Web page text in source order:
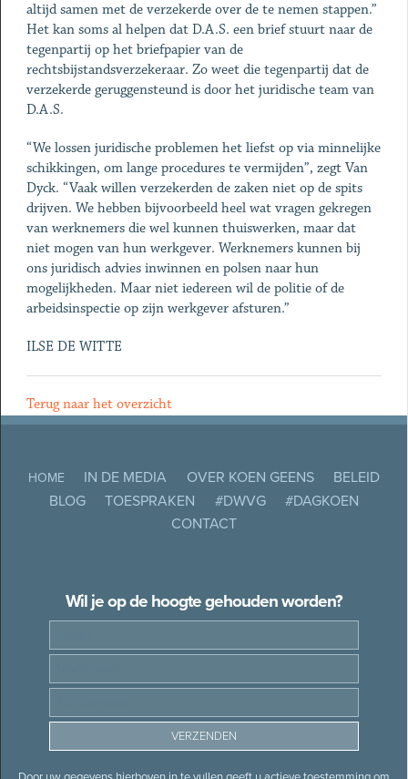
altijd samen met de verzekerde over de te nemen stappen.”
Het kan soms al helpen dat D.A.S. een brief stuurt naar de
tegenpartij op het briefpapier van de
rechtsbijstandsverzekeraar. Zo weet die tegenpartij dat de
verzekerde geruggensteund is door het juridische team van
D.A.S.
“We lossen juridische problemen het liefst op via minnelijke
schikkingen, om lange procedures te vermijden”, zegt Van
Dyck. “Vaak willen verzekerden de zaken niet op de spits
drijven. We hebben bijvoorbeeld heel wat vragen gekregen
van werknemers die wel kunnen thuiswerken, maar dat
niet mogen van hun werkgever. Werknemers kunnen bij
ons juridisch advies inwinnen en polsen naar hun
mogelijkheden. Maar niet iedereen wil de politie of de
arbeidsinspectie op zijn werkgever afsturen.”
ILSE DE WITTE
Terug naar het overzicht
HOME IN DE MEDIA OVER KOEN GEENS
BELEID
BLOG
TOESPRAKEN #DWVG
#DAGKOEN
CONTACT
Wil je op de hoogte gehouden worden?